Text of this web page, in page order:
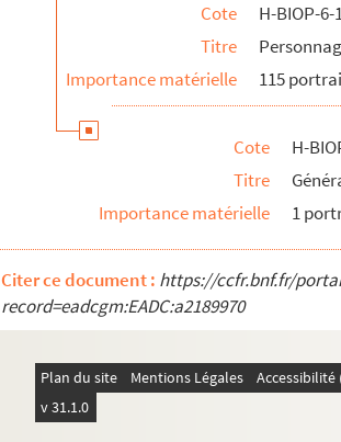
H-BIOP-7. Personnages historiques de H à M
H-BIOP-8. Personnages historiques de P à Z
H-BIOP-9. Portraits de personnages du
Cote
H-BIOP-6-
Titre
Importance matérielle
115
Cote
H-
Titre
Importance matérielle
1
Citer ce document : https://ccfr.bnf.fr/
record=eadcgm:EADC:a2189970
Plan du site Mentions Légales
v 31.1.0